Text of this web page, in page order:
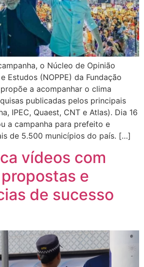
o Núcleo de Opinião
Estudos (NOPPE) da Fundação
a acompanhar o clima
publicadas pelos principais
IPEC, Quaest, CNT e Atlas). Dia 16
a campanha para prefeito e
de 5.500 municípios do país. […]
vídeos com
e
de sucesso